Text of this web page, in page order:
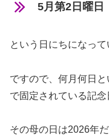
5月第2日曜日
という日にちになって
ですので、何月何日
で固定されている記念
その母の日は2026年